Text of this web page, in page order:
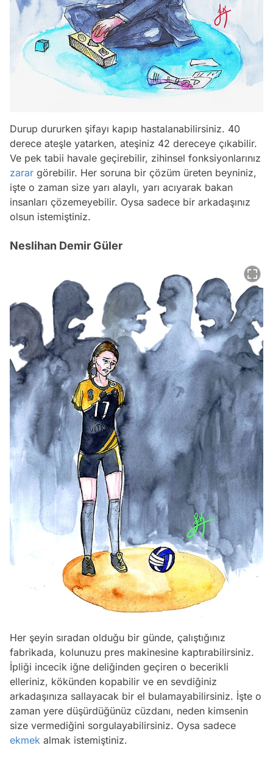
Durup dururken şifayı kapıp hastalanabilirsiniz. 40
derece ateşle yatarken, ateşiniz 42 dereceye çıkabilir.
Ve pek tabii havale geçirebilir, zihinsel fonksiyonlarınız
zarar görebilir. Her soruna bir çözüm üreten beyniniz,
işte o zaman size yarı alaylı, yarı acıyarak bakan
insanları çözemeyebilir. Oysa sadece bir arkadaşınız
olsun istemiştiniz.
Neslihan Demir Güler
Her şeyin sıradan olduğu bir günde, çalıştığınız
fabrikada, kolunuzu pres makinesine kaptırabilirsiniz.
İpliği incecik iğne deliğinden geçiren o becerikli
elleriniz, kökünden kopabilir ve en sevdiğiniz
arkadaşınıza sallayacak bir el bulamayabilirsiniz. İşte o
zaman yere düşürdüğünüz cüzdanı, neden kimsenin
size vermediğini sorgulayabilirsiniz. Oysa sadece
ekmek almak istemiştiniz.